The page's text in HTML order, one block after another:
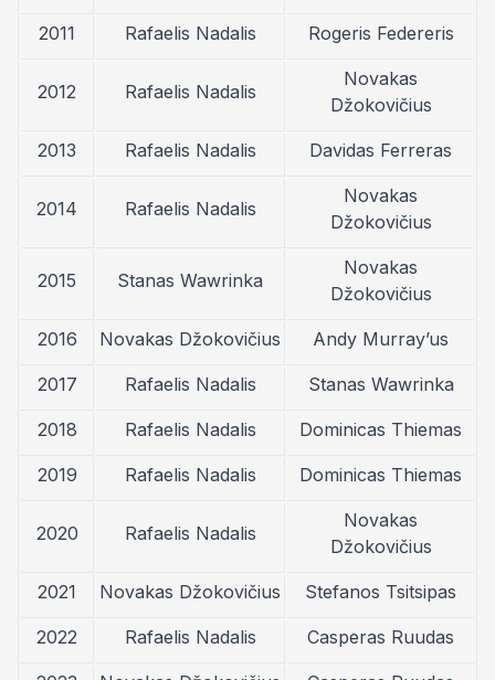
2011 Rafaelis Nadalis Rogeris Federeris
2012 Rafaelis Nadalis
Novakas
Džokovičius
2013 Rafaelis Nadalis Davidas Ferreras
2014 Rafaelis Nadalis
Novakas
Džokovičius
2015 Stanas Wawrinka
Novakas
Džokovičius
2016 Novakas Džokovičius Andy Murray’us
2017 Rafaelis Nadalis Stanas Wawrinka
2018 Rafaelis Nadalis Dominicas Thiemas
2019 Rafaelis Nadalis Dominicas Thiemas
2020 Rafaelis Nadalis
Novakas
Džokovičius
2021 Novakas Džokovičius Stefanos Tsitsipas
2022 Rafaelis Nadalis Casperas Ruudas